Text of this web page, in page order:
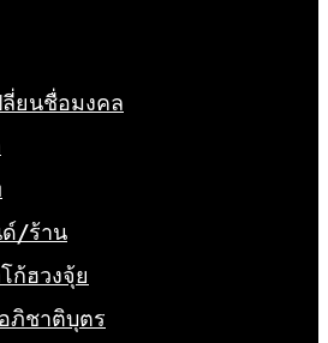
ยนชื่อมงคล
/ร้าน
ก้ฮวงจุ้ย
ภิชาติบุตร